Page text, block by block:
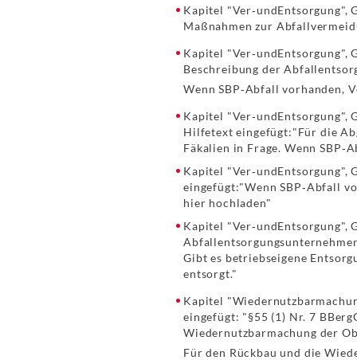
Kapitel "Ver‐undEntsorgung",
Maßnahmen zur
Kapitel "Ver‐undEntsorgung",
Beschreibung der
Wenn SBP‐Abfall vorhanden,
Kapitel "Ver‐undEntsorgung",
Hilfetext eingefügt:"Für die
Fäkalien in Frage. Wenn
Kapitel
eingefügt:"Wenn SBP‐Abfall
hier hochladen"
Kapitel "Ver‐undEntsorgung",
Gibt es betriebseigene
entsorgt."
Kapitel
eingefügt: "§55 (1) Nr. 7
Wiedernutzbarmachung der
Für den Rückbau und die